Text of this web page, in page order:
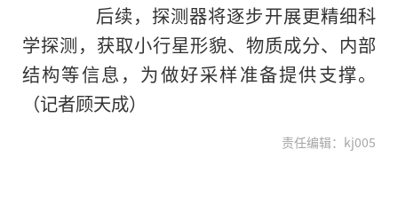
后续，探测器将逐步开展更精细科
学探测，获取小行星形貌、物质成分、内部
结构等信息，为做好采样准备提供支撑。
（记者顾天成）
责任编辑：kj005